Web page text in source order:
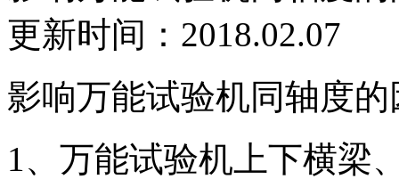
更新时间：2018.02.07
影响万能试验机同轴度的
1、万能试验机上下横梁